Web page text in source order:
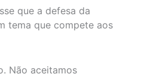
que a defesa da
tema que compete aos
Não aceitamos